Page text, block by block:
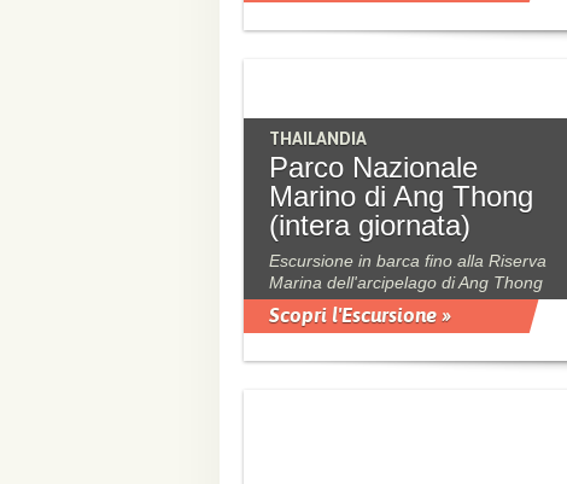
THAILANDIA
Parco Nazionale
Marino di Ang Thong
(intera giornata)
Escursione in barca fino alla Riserva
Marina dell'arcipelago di Ang Thong
Scopri l'Escursione »